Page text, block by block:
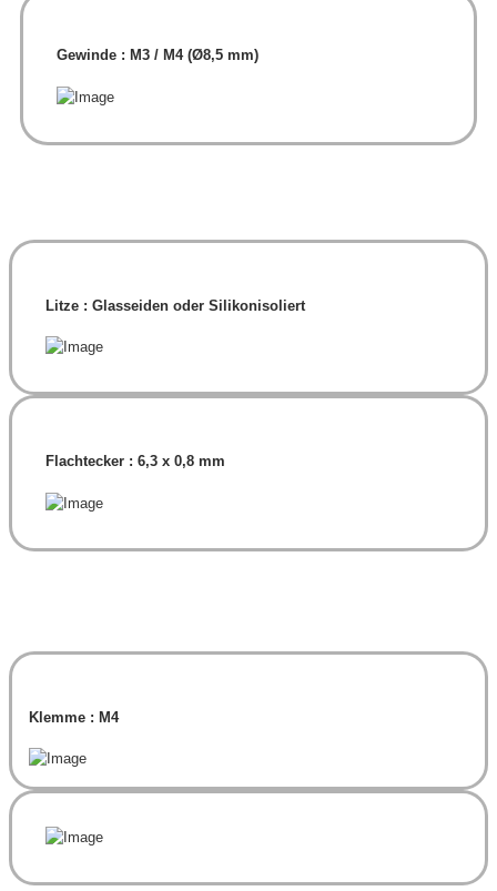
Gewinde : M3 / M4 (Ø8,5 mm)
Litze : Glasseiden oder Silikonisoliert
Flachtecker : 6,3 x 0,8 mm
Klemme : M4